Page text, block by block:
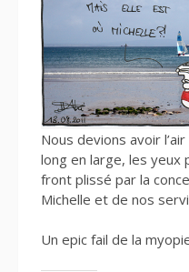
Nous devions avoir
long en large, les yeux
front plissé par la
Michelle et de nos
Un epic fail de la